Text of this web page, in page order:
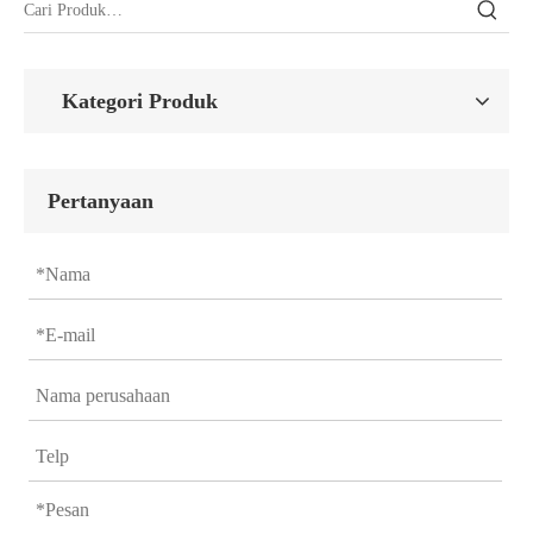
Kategori Produk
Pertanyaan